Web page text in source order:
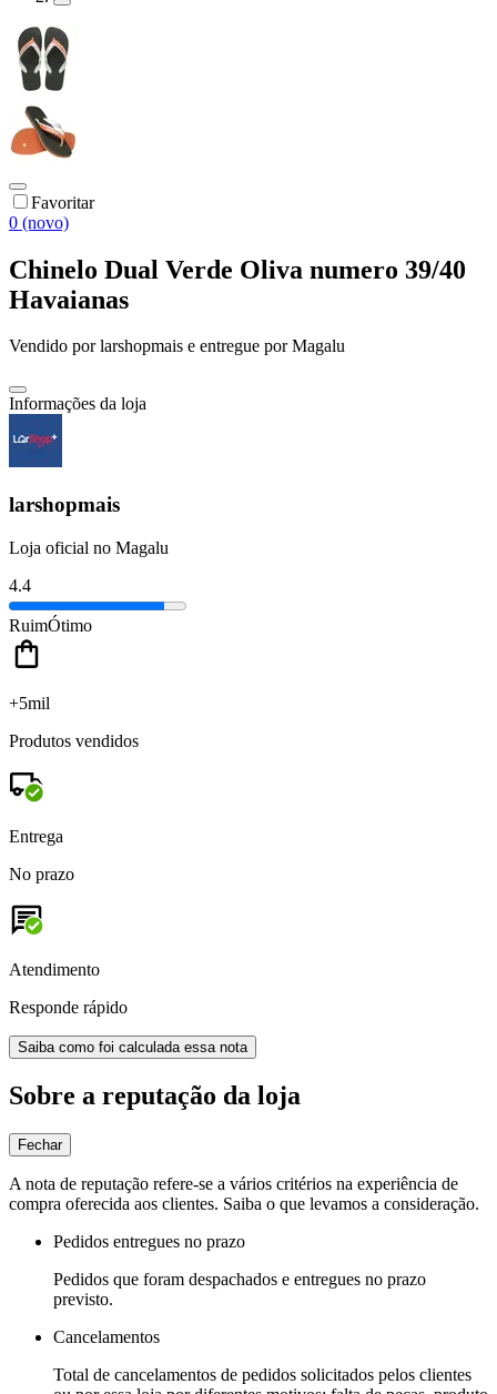
Favoritar
0 (novo)
Chinelo Dual Verde Oliva numero 39/40
Havaianas
Vendido porlarshopmais e entregue por Magalu
Informações da loja
larshopmais
Loja oficial no Magalu
4.4
RuimÓtimo
+5mil
Produtos vendidos
Entrega
No prazo
Atendimento
Responde rápido
Saiba como foi calculada essa nota
Sobre a reputação da loja
Fechar
A nota de reputação refere-se a vários critérios na experiência de
compra oferecida aos clientes. Saiba o que levamos a consideração.
Pedidos entregues no prazo
Pedidos que foram despachados e entregues no prazo
previsto.
Cancelamentos
Total de cancelamentos de pedidos solicitados pelos clientes